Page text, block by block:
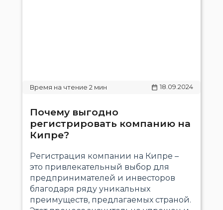
18.09.2024
Почему выгодно
регистрировать компанию на
Кипре?
Регистрация компании на Кипре –
это привлекательный выбор для
предпринимателей и инвесторов
благодаря ряду уникальных
преимуществ, предлагаемых страной.